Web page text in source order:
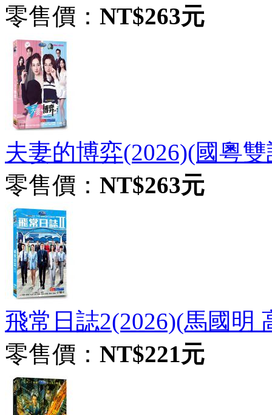
零售價： NT$263元
夫妻的博弈(2026)(國粵
零售價： NT$263元
飛常日誌2(2026)(馬國明
零售價： NT$221元